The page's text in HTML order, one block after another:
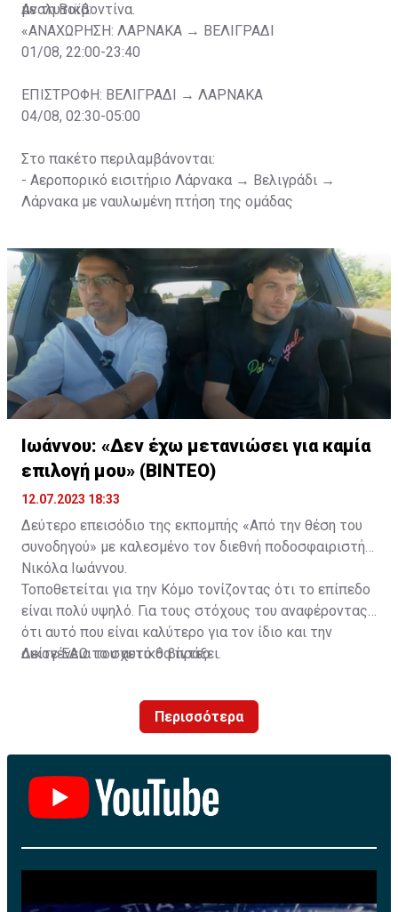
με τη Βοϊβοντίνα.
Αναλυτικά:
«ΑΝΑΧΩΡΗΣΗ: ΛΑΡΝΑΚΑ → ΒΕΛΙΓΡΑΔΙ
01/08, 22:00-23:40
ΕΠΙΣΤΡΟΦΗ: ΒΕΛΙΓΡΑΔΙ → ΛΑΡΝΑΚΑ
04/08, 02:30-05:00
Στο πακέτο περιλαμβάνονται:
- Αεροπορικό εισιτήριο Λάρνακα → Bελιγράδι →
Λάρνακα με ναυλωμένη πτήση της ομάδας
- Φόροι Αεροδρομίων
- Διαμονή για 2 βράδια σε κεντρικό ξενοδοχείο, στο
Βελιγράδι (4 αστέρων με πρόγευμα)
- Late check-out 03/08 έως 14:30
- Εκδρομή τη δεύτερη μέρα στο Βελιγράδι (πανοραμική
και περιπατητική ξενάγηση της πόλης)
- Μεταφορά από το αεροδρόμιο του Βελιγραδίου στο
ξενοδοχείο
- Μεταφορά με τις αποσκευές από το ξενοδοχείο στο
γήπεδο στο Νόβι Σαντ και ακολούθως μεταφορά μετά
το τέλος του αγώνα στο αεροδρόμιο Βελιγραδίου για
την επιστροφή
- Ελληνόφωνος τοπικός συνοδός από το αεροδρόμιο
στο ξενοδοχείο, από το ξενοδοχείο στο γήπεδο, στον
- Ελληνόφωνος ξεναγός κατά την ξενάγηση στο
Εισιτήριο του αγώνα εξασφαλισμένο,
συμπεριλαμβάνεται στην τιμή
Ιωάννου: «Δεν έχω μετανιώσει για καμία
επιλογή μου» (ΒΙΝΤΕΟ)
12.07.2023 18:33
Δεύτερο επεισόδιο της εκπομπής «Από την θέση του
συνοδηγού» με καλεσμένο τον διεθνή ποδοσφαιριστή
Νικόλα Ιωάννου.
Τοποθετείται για την Κόμο τονίζοντας ότι το επίπεδο
είναι πολύ υψηλό. Για τους στόχους του αναφέροντας
ότι αυτό που είναι καλύτερο για τον ίδιο και την
οικογένεια του αυτό θα πράξει.
ΔείτεΕΔΩτο σχετικό βίντεο.
Περισσότερα